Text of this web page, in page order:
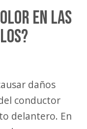
EN LAS
conductor
delantero. En